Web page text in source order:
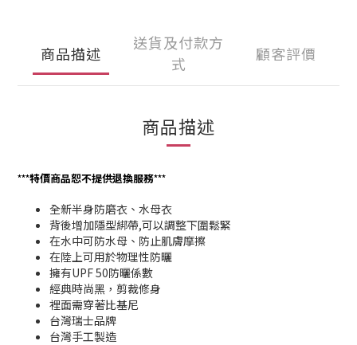
商品描述
送貨及付款方
式
顧客評價
商品描述
***特價商品恕不提供退換服務***
全新半身防磨衣、水母衣
背後增加隱型綁帶,可以調整下圍鬆緊
在水中可防水母、防止肌膚摩擦
在陸上可用於物理性防曬
擁有UPF 50防曬係數
經典時尚黑，剪裁修身
裡面需穿著比基尼
台灣瑞士品牌
台灣手工製造